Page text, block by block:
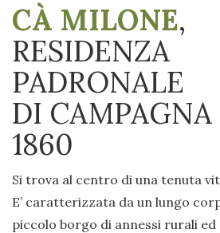
CÀ MILONE,
RESIDENZA
PADRONALE
DI
1860
Si trova al centro di una tenuta
E’ caratterizzata da un lungo
piccolo borgo di annessi rurali